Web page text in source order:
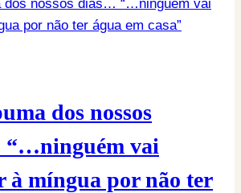
dos nossos
vai
à míngua por não ter